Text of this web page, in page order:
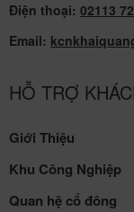
Điện thoại: 02113
Email:
HỖ TRỢ
Giới Thiệu
Khu Công Nghiệp
Quan hệ cổ đông